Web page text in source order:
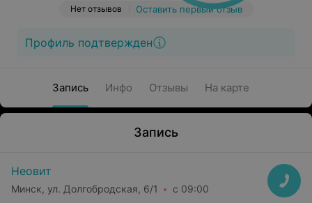
Нет отзывов Оставить первый отзыв
Профиль подтвержден
Запись Инфо Отзывы На карте
Запись
Неовит
Минск, ул. Долгобродская, 6/1 с 09:00